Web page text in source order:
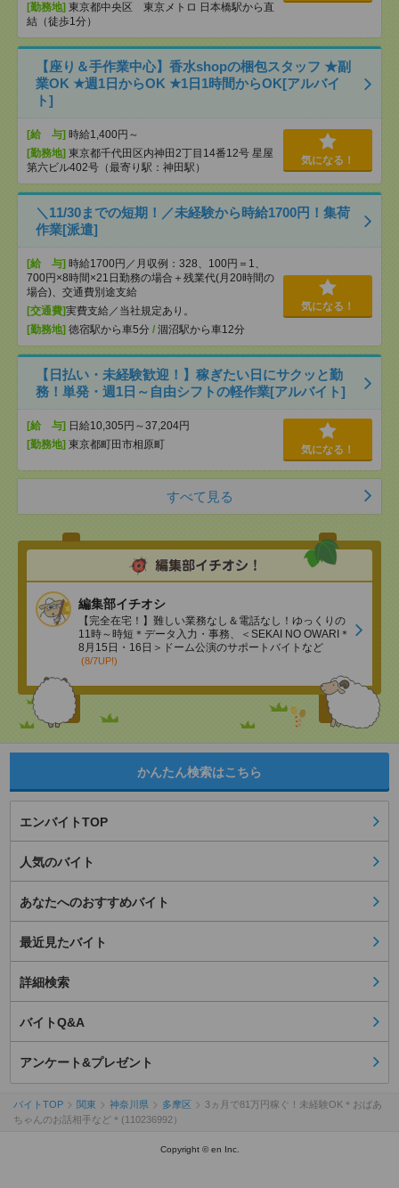
[勤務地] 東京都中央区 東京メトロ 日本橋駅から直
結（徒歩1分）
【座り＆手作業中心】香水shopの梱包スタッフ ★副
業OK ★週1日からOK ★1日1時間からOK[アルバイ
ト]
[給 与] 時給1,400円～
[勤務地] 東京都千代田区内神田2丁目14番12号 星屋
第六ビル402号（最寄り駅：神田駅）
気になる！
＼11/30までの短期！／未経験から時給1700円！集荷
作業[派遣]
[給 与] 時給1700円／月収例：328、100円＝1、
700円×8時間×21日勤務の場合＋残業代(月20時間の
場合)、交通費別途支給
[交通費]実費支給／当社規定あり。
[勤務地] 徳宿駅から車5分 / 涸沼駅から車12分
気になる！
【日払い・未経験歓迎！】稼ぎたい日にサクッと勤
務！単発・週1日～自由シフトの軽作業[アルバイト]
[給 与] 日給10,305円～37,204円
[勤務地] 東京都町田市相原町 気になる！
すべて見る
編集部イチオシ
【完全在宅！】難しい業務なし＆電話なし！ゆっくりの
11時～時短＊データ入力・事務、＜SEKAI NO OWARI＊
8月15日・16日＞ドーム公演のサポートバイトなど
(8/7UP!)
かんたん検索はこちら
エンバイトTOP
人気のバイト
あなたへのおすすめバイト
最近見たバイト
詳細検索
バイトQ&A
アンケート&プレゼント
バイトTOP 関東 神奈川県 多摩区
3ヵ月で81万円稼ぐ！未経験OK＊おばあ
ちゃんのお話相手など＊(110236992）
Copyright © en Inc.